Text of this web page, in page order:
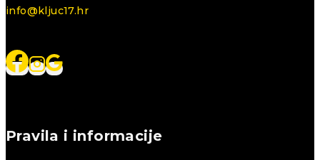
info@kljuc17.hr
Pravila i informacije